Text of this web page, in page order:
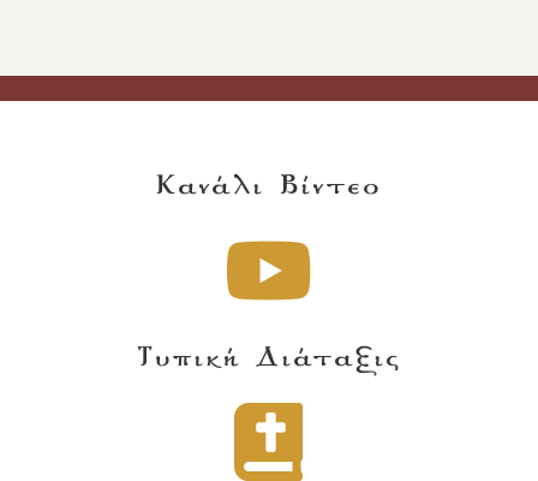
Κανάλι Βίντεο
Τυπική Διάταξις